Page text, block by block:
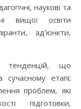
наукові та
вищої освіти
ад’юнкти,
тенденцій, що
етапі;
проблем, які
підготовки,